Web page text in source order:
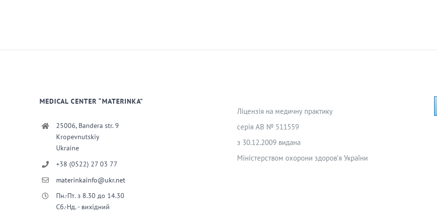
MEDICAL CENTER “MATERINKA”
25006, Bandera str. 9
Kropevnutskiy
Ukraine
+38 (0522) 27 03 77
materinkainfo@ukr.net
Пн.-Пт. з 8.30 до 14.30
Сб.-Нд. - вихідний
Ліцензія на медичну практику
серія АВ № 511559
з 30.12.2009 видана
Міністерством охорони здоров’я України